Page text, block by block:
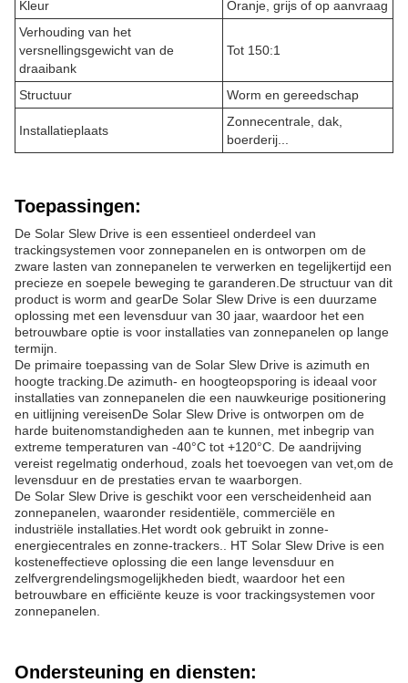
Kleur
Oranje, grijs of op aanvraag
Verhouding van het
versnellingsgewicht van de
draaibank
Tot 150:1
Structuur Worm en gereedschap
Installatieplaats
Zonnecentrale, dak,
boerderij...
Toepassingen:
De Solar Slew Drive is een essentieel onderdeel van
trackingsystemen voor zonnepanelen en is ontworpen om de
zware lasten van zonnepanelen te verwerken en tegelijkertijd een
precieze en soepele beweging te garanderen.De structuur van dit
product is worm and gearDe Solar Slew Drive is een duurzame
oplossing met een levensduur van 30 jaar, waardoor het een
betrouwbare optie is voor installaties van zonnepanelen op lange
termijn.
De primaire toepassing van de Solar Slew Drive is azimuth en
hoogte tracking.De azimuth- en hoogteopsporing is ideaal voor
installaties van zonnepanelen die een nauwkeurige positionering
en uitlijning vereisenDe Solar Slew Drive is ontworpen om de
harde buitenomstandigheden aan te kunnen, met inbegrip van
extreme temperaturen van -40°C tot +120°C. De aandrijving
vereist regelmatig onderhoud, zoals het toevoegen van vet,om de
levensduur en de prestaties ervan te waarborgen.
De Solar Slew Drive is geschikt voor een verscheidenheid aan
zonnepanelen, waaronder residentiële, commerciële en
industriële installaties.Het wordt ook gebruikt in zonne-
energiecentrales en zonne-trackers.. HT Solar Slew Drive is een
kosteneffectieve oplossing die een lange levensduur en
zelfvergrendelingsmogelijkheden biedt, waardoor het een
betrouwbare en efficiënte keuze is voor trackingsystemen voor
zonnepanelen.
Ondersteuning en diensten: